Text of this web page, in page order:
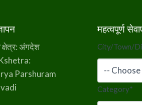
अंगदेश
Parshuram
महत्वपूर्ण
City/Town/
Category*